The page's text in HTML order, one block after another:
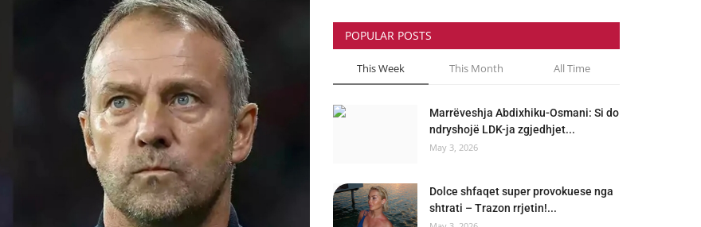
POPULAR POSTS
This Week This Month All Time
Marrëveshja Abdixhiku-Osmani: Si do
ndryshojë LDK-ja zgjedhjet...
May 3, 2026
Dolce shfaqet super provokuese nga
shtrati – Trazon rrjetin!...